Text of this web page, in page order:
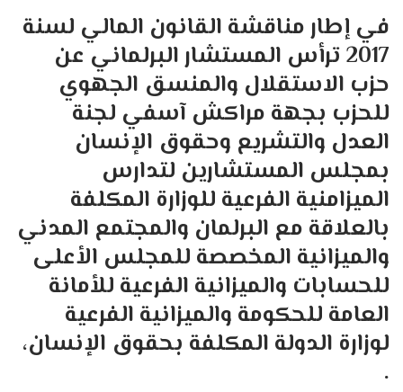
في إطار مناقشة القانون المالي لسنة
2017 ترأس المستشار البرلماني عن
حزب الاستقلال والمنسق الجهوي
للحزب بجهة مراكش آسفي لجنة
العدل والتشريع وحقوق الإنسان
بمجلس المستشارين لتدارس
الميزامنية الفرعية للوزارة المكلفة
بالعلاقة مع البرلمان والمجتمع المدني
والميزانية المخصصة للمجلس الأعلى
للحسابات والميزانية الفرعية للأمانة
العامة للحكومة والميزانية الفرعية
لوزارة الدولة المكلفة بحقوق الإنسان،
.